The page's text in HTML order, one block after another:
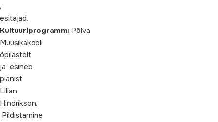
,
esitajad.
Kultuuriprogramm: Põlva
Muusikakooli
õpilastelt
ja esineb
pianist
Lilian
Hindrikson.
Pildistamine